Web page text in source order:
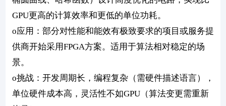
GPU更高的计算效率和更低的单位功耗。
o应用：部分对性能和能效有极致要求的项目或服务提
供商开始采用FPGA方案。适用于算法相对稳定的场
景。
o挑战：开发周期长，编程复杂（需硬件描述语言），
单位硬件成本高，灵活性不如GPU（算法变更需重新